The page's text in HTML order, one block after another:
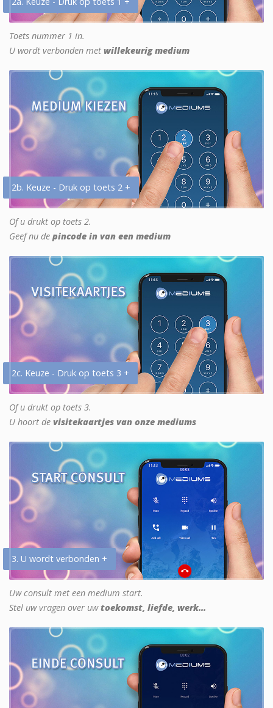
Toets nummer 1 in.
U wordt verbonden met willekeurig medium
2b. Keuze - Druk op toets 2 +
Of u drukt op toets 2.
Geef nu de pincode in van een medium
2c. Keuze - Druk op toets 3 +
Of u drukt op toets 3.
U hoort de visitekaartjes van onze mediums
3. U wordt verbonden +
Uw consult met een medium start.
Stel uw vragen over uwtoekomst, liefde, werk...